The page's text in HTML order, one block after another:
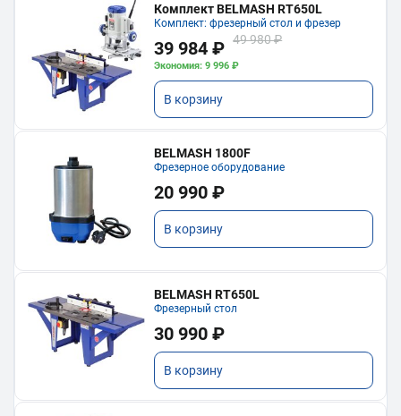
Комплект BELMASH RT650L
Комплект: фрезерный стол и фрезер
39 984 ₽ 49 980 ₽
Экономия: 9 996 ₽
В корзину
BELMASH 1800F
Фрезерное оборудование
20 990 ₽
В корзину
BELMASH RT650L
Фрезерный стол
30 990 ₽
В корзину